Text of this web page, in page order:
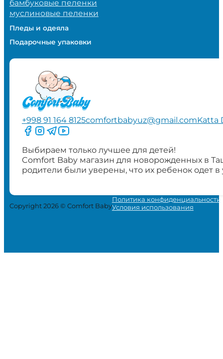
бамбуковые пеленки
муслиновые пеленки
Пледы и одеяла
Подарочные упаковки
+998 91 164 8125comfortbabyuz@gmail.comKatta
Следите за нами на Facebook
Следите за нами в Instagram
Следите за нами в Telegram
Следите за нами в YouTube
Выбираем только лучшее для детей!
Comfort Baby магазин для новорожденных в
родители были уверены, что их ребенок одет
Copyright 2026 © Comfort Baby
Политика конфиденциальности
Условия использования